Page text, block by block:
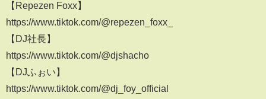
【Repezen Foxx】
https://www.tiktok.com/@repezen_foxx_
【DJ社長】
https://www.tiktok.com/@djshacho
【DJふぉい】
https://www.tiktok.com/@dj_foy_official